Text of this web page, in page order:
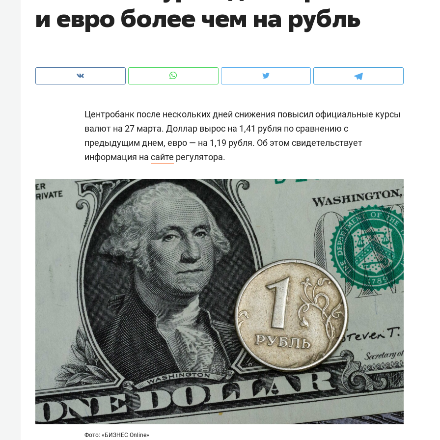
и евро более чем на рубль
Центробанк после нескольких дней снижения повысил официальные курсы
валют на 27 марта. Доллар вырос на 1,41 рубля по сравнению с
предыдущим днем, евро — на 1,19 рубля. Об этом свидетельствует
информация на сайте регулятора.
Фото: «БИЗНЕС Online»
с ЖК «Иволга» в Зеленодольске
школьной формы о контрафакте,
налогах и развитии без кредитов
чем интересен Оман?
Рекомендуем
Падел, фитнес, танцы и даже
ниндзя-зал: как ТРЦ «Франт»
стал Меккой для любителей
Рекомендуем
Психотерапевт «Фороса»:
«Директорский невроз» –
когда человек не считает
свою сверхнагрузку
стрессом»
Рекомендуем
Дизайнер-прораб
Наседкина: «Ремонт
с мебелью за 2
для меня это